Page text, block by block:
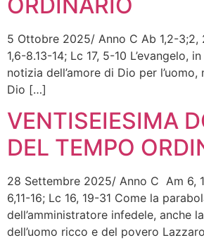
5 Ottobre 2025/ Anno C Ab 1,2-3;2,
1,6-8.13-14; Lc 17, 5-10 L’evangelo,
notizia dell’amore di Dio per
Dio […]
VENTISEIESIMA
DEL TEMPO
28 Settembre 2025/ Anno C Am 6,
6,11-16; Lc 16, 19-31 Come la
dell’amministratore infedele, anche
dell’uomo ricco e del povero